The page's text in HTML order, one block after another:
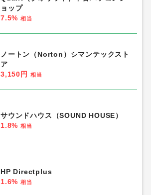
ョップ
7.5% 相当
ノートン（Norton）シマンテックスト
ア
3,150円
相当
サウンドハウス（SOUND HOUSE）
1.8% 相当
HP Directplus
1.6% 相当